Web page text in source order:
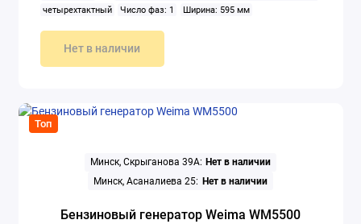
четырехтактный
Число фаз: 1 Ширина: 595 мм
Нет в наличии
Топ
Минск, Скрыганова 39А: Нет в наличии
Минск, Асаналиева 25: Нет в наличии
Бензиновый генератор Weima WM5500